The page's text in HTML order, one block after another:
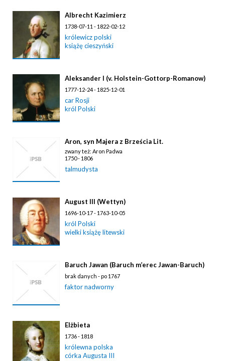
Albrecht Kazimierz
1738-07-11 - 1822-02-12
królewicz polski
książę cieszyński
Aleksander I (v. Holstein-Gottorp-Romanow)
1777-12-24 - 1825-12-01
car Rosji
król Polski
Aron, syn Majera z Brześcia Lit.
zwany też: Aron Padwa
1750 - 1806
talmudysta
August III (Wettyn)
1696-10-17 - 1763-10-05
król Polski
wielki książę litewski
Baruch Jawan (Baruch m’erec Jawan-Baruch)
brak danych - po 1767
faktor nadworny
Elżbieta
1736 - 1818
królewna polska
córka Augusta III